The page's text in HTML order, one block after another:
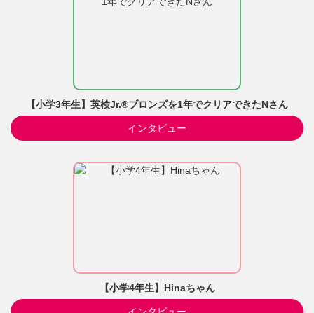
【小学3年生】英検Jr.®ブロンズを1年でクリアできたNさん
インタビュー
【小学4年生】Hinaちゃん